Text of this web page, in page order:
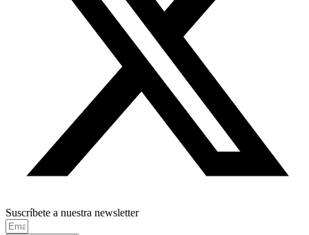
Suscríbete a nuestra newsletter